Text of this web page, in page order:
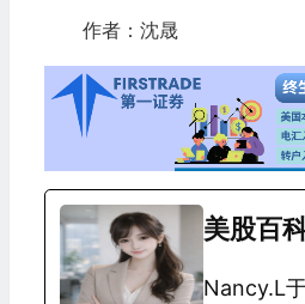
作者：沈晟
美股百
Nancy.L